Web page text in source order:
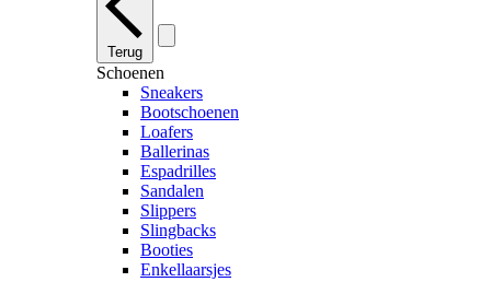
Terug
Schoenen
Sneakers
Bootschoenen
Loafers
Ballerinas
Espadrilles
Sandalen
Slippers
Slingbacks
Booties
Enkellaarsjes